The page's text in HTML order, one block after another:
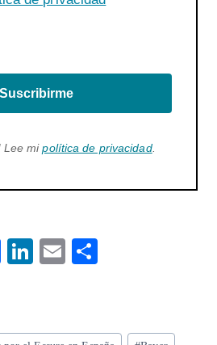
Suscribirme
Lee mipolítica de privacidad.
F
o
Li
dI
E
l